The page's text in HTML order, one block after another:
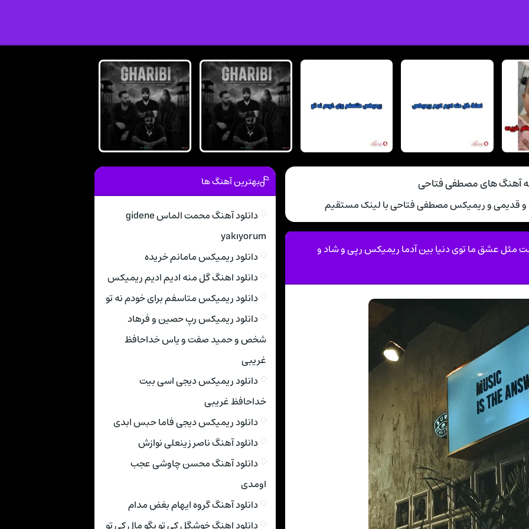
آهنگ های مصطفی فتاحی
و قدیمی و ریمیکس مصطفی فتاحی با لینک مستقیم
عشق ما توی دنیا بین آدما ریمیکس رپی و شاد و
بهترین آهنگ ها
دانلود آهنگ محمت الماس gidene
yakıyorum
دانلود ریمیکس مامانم خریده
دانلود اهنگ گل منه ادیم ادیم ریمیکس
دانلود ریمیکس متاسفم برای خودم نه تو
دانلود ریمیکس رپ حصین و فرهاد
شخص و حمید صفت و یاس خداحافظ
غریبی
دانلود ریمیکس دیجی اسی بیت
خداحافظ غریبی
دانلود ریمیکس دیجی فاما حبس ابدی
دانلود آهنگ ناصر زینعلی نوازش
دانلود آهنگ محسن چاوشی عجب
اومدی
دانلود آهنگ گروه ایهام بغض مدام
دانلود اهنگ خوشگل کی تو بگو مال کی تو